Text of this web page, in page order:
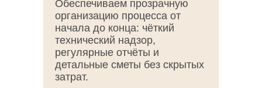
Обеспечиваем прозрачную
организацию процесса от
начала до конца: чёткий
технический надзор,
регулярные отчёты и
детальные сметы без скрытых
затрат.